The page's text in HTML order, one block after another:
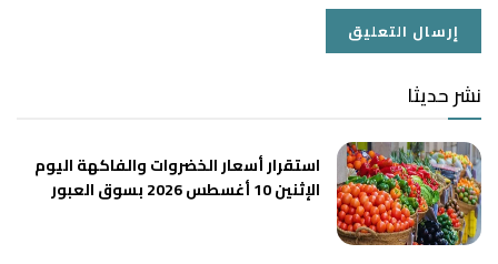
نشر حديثا
استقرار أسعار الخضروات والفاكهة اليوم
الإثنين 10 أغسطس 2026 بسوق العبور